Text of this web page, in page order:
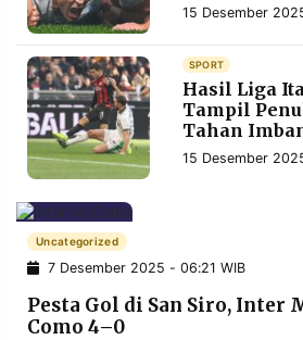
15 Desember
SPORT
Hasil Liga
Tampil
Tahan
15 Desember
Uncategorized
7 Desember 2025 - 06:21 WIB
Pesta Gol di San Siro, Inter
Como 4–0